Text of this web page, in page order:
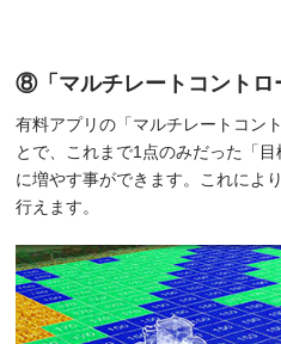
⑧「マルチレートコントロ
有料アプリの「マルチレートコン
とで、これまで1点のみだった「
に増やす事ができます。これによ
行えます。